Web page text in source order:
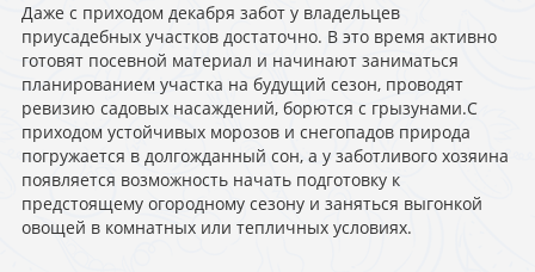
Даже с приходом декабря забот у владельцев
приусадебных участков достаточно. В это время активно
готовят посевной материал и начинают заниматься
планированием участка на будущий сезон, проводят
ревизию садовых насаждений, борются с грызунами.С
приходом устойчивых морозов и снегопадов природа
погружается в долгожданный сон, а у заботливого хозяина
появляется возможность начать подготовку к
предстоящему огородному сезону и заняться выгонкой
овощей в комнатных или тепличных условиях.